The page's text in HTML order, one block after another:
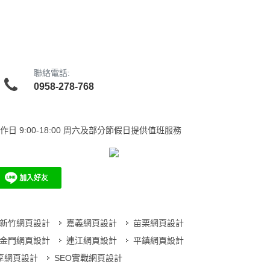
聯絡電話:
0958-278-768
日 9:00-18:00 周六及部分節假日提供值班服務
新竹網頁設計 嘉義網頁設計
苗栗網頁設計
金門網頁設計
連江網頁設計
平鎮網頁設計
網頁設計
SEO實戰網頁設計